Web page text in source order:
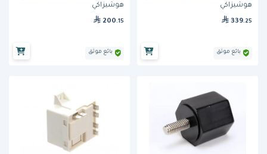
هوشيزاكي
339.25
بائع موثق
هوشيزاكي
200 .15
بائع موثق